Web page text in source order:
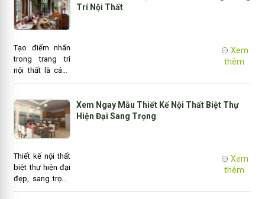
phòng ngủ,
phòng bếp trở
nên hiện đại và
giá trị nhu cầu
sống cho gia
đình nơi sống lý
tưởng.
Trí Nội Thất
Tạo điểm nhấn
trong trang trí
nội thất là cách
để bạn mang
tính - độc đáo,
không lẫn với
các không gian
của những căn
cũng là cách để
bạn tăng thêm
sự sắc nét cho
từng không
Xem
thêm
Xem Ngay Mẫu Thiết Kế Nội Thất Biệt Thự
Hiện Đại Sang Trọng
Thiết kế nội thất
biệt thự hiện đại
đẹp, sang trọng
xứng tầm với
Xem
thêm